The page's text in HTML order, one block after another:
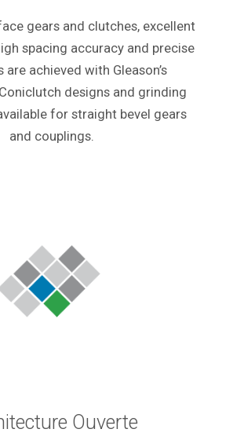
gears and clutches, excellent
spacing accuracy and precise
achieved with Gleason’s
designs and grinding
for straight bevel gears
and couplings.
Ouverte